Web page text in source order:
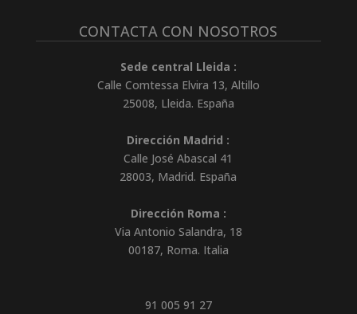
CONTACTA CON NOSOTROS
Sede central Lleida :
Calle Comtessa Elvira 13, Altillo
25008, Lleida. España
Dirección Madrid :
Calle José Abascal 41
28003, Madrid. España
Dirección Roma :
Via Antonio Salandra, 18
00187, Roma. Italia
91 005 91 27